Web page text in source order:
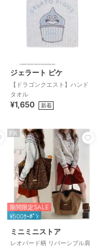
ジェラート ピケ
【ドラゴンクエスト】ハンド
タオル
¥1,650 新着
PR
期間限定SALE
¥500ｸｰﾎﾟﾝ
ミニミニストア
レオパード柄 リバーシブル肩